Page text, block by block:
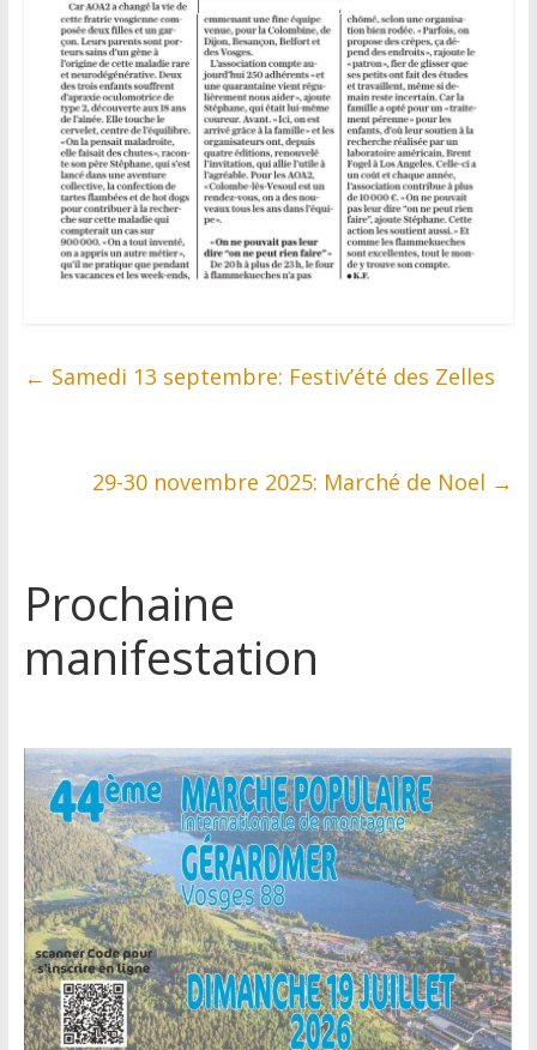
← Samedi 13 septembre: Festiv’été des Zelles
29-30 novembre 2025: Marché de Noel →
Prochaine
manifestation